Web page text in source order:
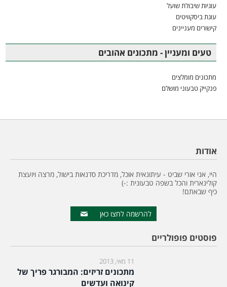
עוגיות שיבולת שועל
עוגת ביסקוויטים
קישורים מעניינים
טעים ומעניין - מתכונים אהובים
מתכונים מומלצים
פנקייק טבעוני מושלם
אודות
היי, אני אורי שביט - עיתונאית אוכל, מדריכת סדנאות בישול, מרצה ויועצת
קולינארית והכל בשפה טבעונית :-)
כיף שבאתם!
להרשמה לחצו כאן
פוסטים פופולריים
11 מאי, 2013
מתכונים זריזים: המבורגר פריך של
קינואה ועדשים